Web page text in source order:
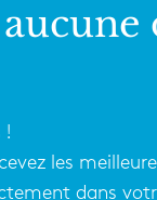
!
les
dans